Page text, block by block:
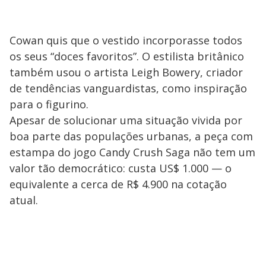
Cowan quis que o vestido incorporasse todos
os seus “doces favoritos”. O estilista britânico
também usou o artista Leigh Bowery, criador
de tendências vanguardistas, como inspiração
para o figurino.
Apesar de solucionar uma situação vivida por
boa parte das populações urbanas, a peça com
estampa do jogo Candy Crush Saga não tem um
valor tão democrático: custa US$ 1.000 — o
equivalente a cerca de R$ 4.900 na cotação
atual.